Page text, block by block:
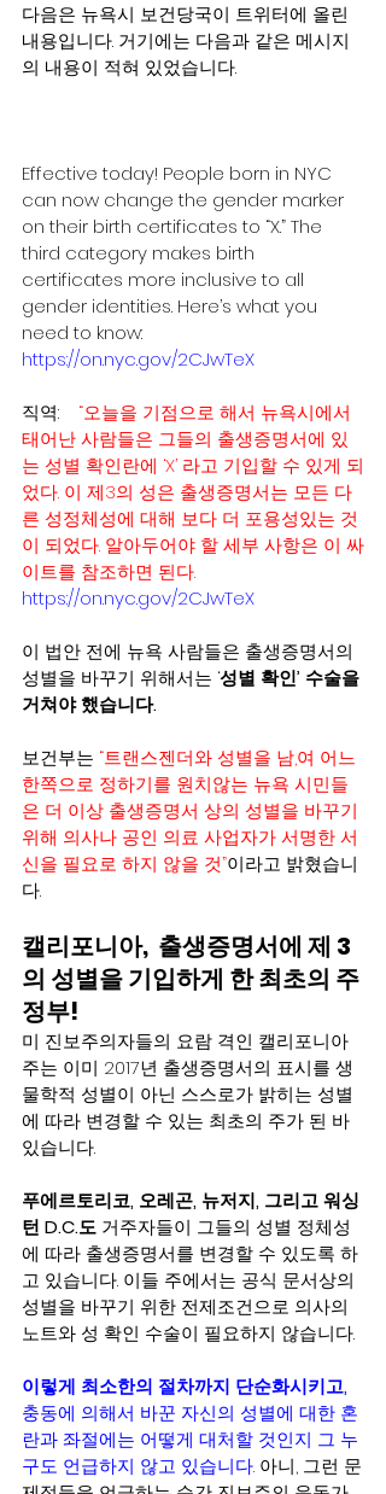
다음은 뉴욕시 보건당국이 트위터에 올린
내용입니다. 거기에는 다음과 같은 메시지
의 내용이 적혀 있었습니다.
Effective today! People born in NYC
can now change the gender marker
on their birth certificates to “X.” The
third category makes birth
certificates more inclusive to all
gender identities. Here’s what you
need to know:
https://on.nyc.gov/2CJwTeX
직역: “오늘을 기점으로 해서 뉴욕시에서
태어난 사람들은 그들의 출생증명서에 있
는 성별 확인란에 ‘X’ 라고 기입할 수 있게 되
었다. 이 제3의 성은 출생증명서는 모든 다
른 성정체성에 대해 보다 더 포용성있는 것
이 되었다. 알아두어야 할 세부 사항은 이 싸
이트를 참조하면 된다.
https://on.nyc.gov/2CJwTeX
이 법안 전에 뉴욕 사람들은 출생증명서의
성별을 바꾸기 위해서는 ‘성별 확인’ 수술을
거쳐야 했습니다.
보건부는 “트랜스젠더와 성별을 남,여 어느
한쪽으로 정하기를 원치않는 뉴욕 시민들
은 더 이상 출생증명서 상의 성별을 바꾸기
위해 의사나 공인 의료 사업자가 서명한 서
신을 필요로 하지 않을 것”이라고 밝혔습니
다.
캘리포니아,  출생증명서에 제 3
의 성별을 기입하게 한 최초의 주
정부!
미 진보주의자들의 요람 격인 캘리포니아
주는 이미 2017년 출생증명서의 표시를 생
물학적 성별이 아닌 스스로가 밝히는 성별
에 따라 변경할 수 있는 최초의 주가 된 바
있습니다.
푸에르토리코, 오레곤, 뉴저지, 그리고 워싱
턴 D.C.도 거주자들이 그들의 성별 정체성
에 따라 출생증명서를 변경할 수 있도록 하
고 있습니다. 이들 주에서는 공식 문서상의
성별을 바꾸기 위한 전제조건으로 의사의
노트와 성 확인 수술이 필요하지 않습니다.
이렇게 최소한의 절차까지 단순화시키고,
충동에 의해서 바꾼 자신의 성별에 대한 혼
란과 좌절에는 어떻게 대처할 것인지 그 누
구도 언급하지 않고 있습니다. 아니, 그런 문